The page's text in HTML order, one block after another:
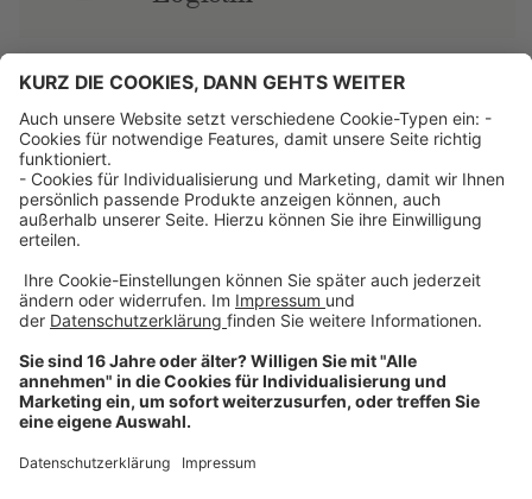
Über uns
Dehner Unternehmen
Jobs bei Dehner